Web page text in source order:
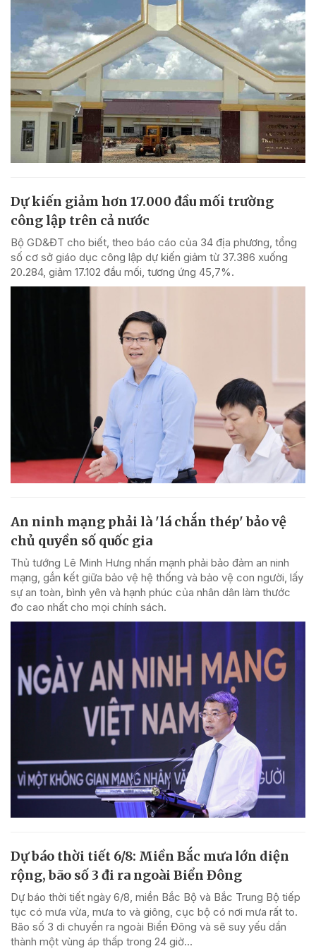
Dự kiến giảm hơn 17.000 đầu mối trường
công lập trên cả nước
Bộ GD&ĐT cho biết, theo báo cáo của 34 địa phương, tổng
số cơ sở giáo dục công lập dự kiến giảm từ 37.386 xuống
20.284, giảm 17.102 đầu mối, tương ứng 45,7%.
An ninh mạng phải là 'lá chắn thép' bảo vệ
chủ quyền số quốc gia
Thủ tướng Lê Minh Hưng nhấn mạnh phải bảo đảm an ninh
mạng, gắn kết giữa bảo vệ hệ thống và bảo vệ con người, lấy
sự an toàn, bình yên và hạnh phúc của nhân dân làm thước
đo cao nhất cho mọi chính sách.
Dự báo thời tiết 6/8: Miền Bắc mưa lớn diện
rộng, bão số 3 đi ra ngoài Biển Đông
Dự báo thời tiết ngày 6/8, miền Bắc Bộ và Bắc Trung Bộ tiếp
tục có mưa vừa, mưa to và giông, cục bộ có nơi mưa rất to.
Bão số 3 di chuyển ra ngoài Biển Đông và sẽ suy yếu dần
thành một vùng áp thấp trong 24 giờ...